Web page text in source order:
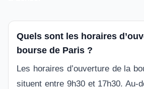
Quels sont les horaires
bourse de Paris ?
Les horaires d’ouverture de la
situent entre 9h30 et 17h30. Au-